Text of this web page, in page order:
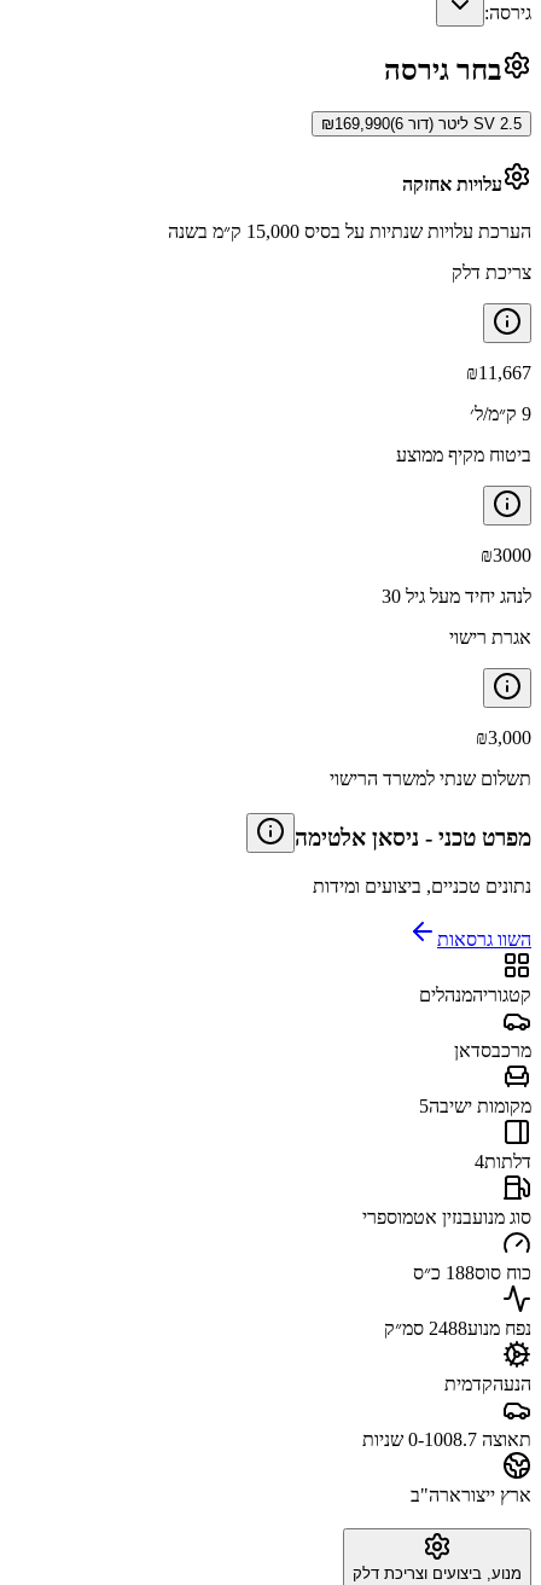
גירסה:
בחר גירסה
SV 2.5 ליטר (דור 6) ₪169,990
עלויות אחזקה
הערכת עלויות שנתיות על בסיס 15,000 ק״מ בשנה
צריכת דלק
₪11,667
9 ק״מ/ל׳
ביטוח מקיף ממוצע
₪3000
לנהג יחיד מעל גיל 30
אגרת רישוי
₪3,000
תשלום שנתי למשרד הרישוי
מפרט טכני - ניסאן אלטימה
נתונים טכניים, ביצועים ומידות
השוו גרסאות
קטגוריהמנהלים
מרכבסדאן
מקומות ישיבה5
דלתות4
סוג מנועבנזין אטמוספרי
כוח סוס188 כ״ס
נפח מנוע2488 סמ״ק
הנעהקדמית
תאוצה 0-100 8.7 שניות
ארץ ייצורארה"ב
מנוע, ביצועים וצריכת דלק